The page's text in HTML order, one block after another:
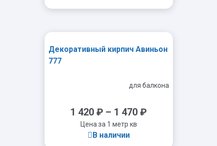
- +
Декоративный кирпич Авиньон
777
для балкона
1 420 ₽ – 1 470 ₽
Цена за 1 метр кв
В наличии